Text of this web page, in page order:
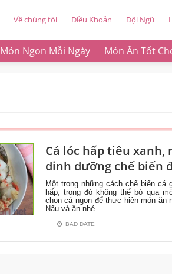
Về chúng tôi Điều Khoản Đội Ngũ
Món Ngon Mỗi Ngày Món Ăn Tốt
CÙNG
VÀO
Cá lóc hấp tiêu xanh,
dinh dưỡng chế biến
Một trong những cách chế biến
hấp, trong đó không thể bỏ qua
chọn cá ngon để thực hiện món ăn
Nấu và ăn nhé.
BAD DATE